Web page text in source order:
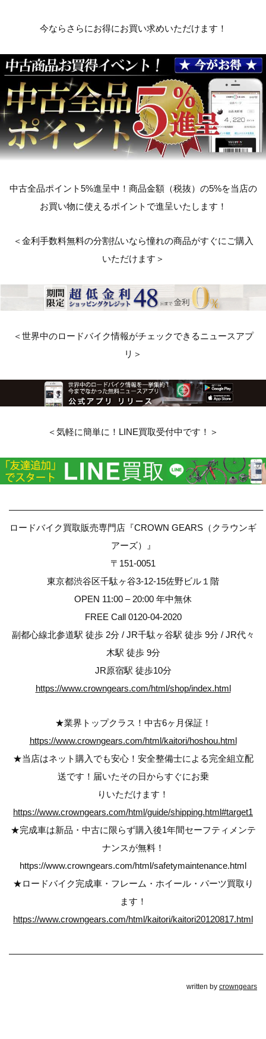
今ならさらにお得にお買い求めいただけます！
中古全品ポイント5%進呈中！商品金額（税抜）の5%を当店の
お買い物に使えるポイントで進呈いたします！
＜金利手数料無料の分割払いなら憧れの商品がすぐにご購入
いただけます＞
＜世界中のロードバイク情報がチェックできるニュースアプ
リ＞
＜気軽に簡単に！LINE買取受付中です！＞
————————————————————————————–
ロードバイク買取販売専門店『CROWN GEARS（クラウンギ
アーズ）』
〒151-0051
東京都渋谷区千駄ヶ谷3-12-15佐野ビル１階
OPEN 11:00 – 20:00 年中無休
FREE Call 0120-04-2020
副都心線北参道駅 徒歩 2分 / JR千駄ヶ谷駅 徒歩 9分 / JR代々
木駅 徒歩 9分
JR原宿駅 徒歩10分
https://www.crowngears.com/html/shop/index.html
★業界トップクラス！中古6ヶ月保証！
https://www.crowngears.com/html/kaitori/hoshou.html
★当店はネット購入でも安心！安全整備士による完全組立配
送です！届いたその日からすぐにお乗
りいただけます！
https://www.crowngears.com/html/guide/shipping.html#target1
★完成車は新品・中古に限らず購入後1年間セーフティメンテ
ナンスが無料！
https://www.crowngears.com/html/safetymaintenance.html
★ロードバイク完成車・フレーム・ホイール・パーツ買取り
ます！
https://www.crowngears.com/html/kaitori/kaitori20120817.html
————————————————————————————–
written by crowngears